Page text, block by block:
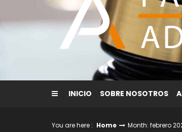
INICIO SOBRE NOSOTROS
You are here : Home Month: febrero